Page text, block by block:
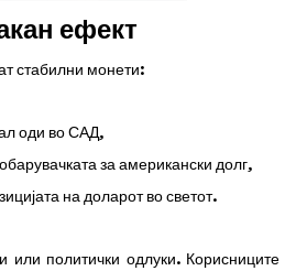
ефект
стабилни монети:
оди во САД,
за американски долг,
на доларот во светот.
или политички одлуки. Корисниците